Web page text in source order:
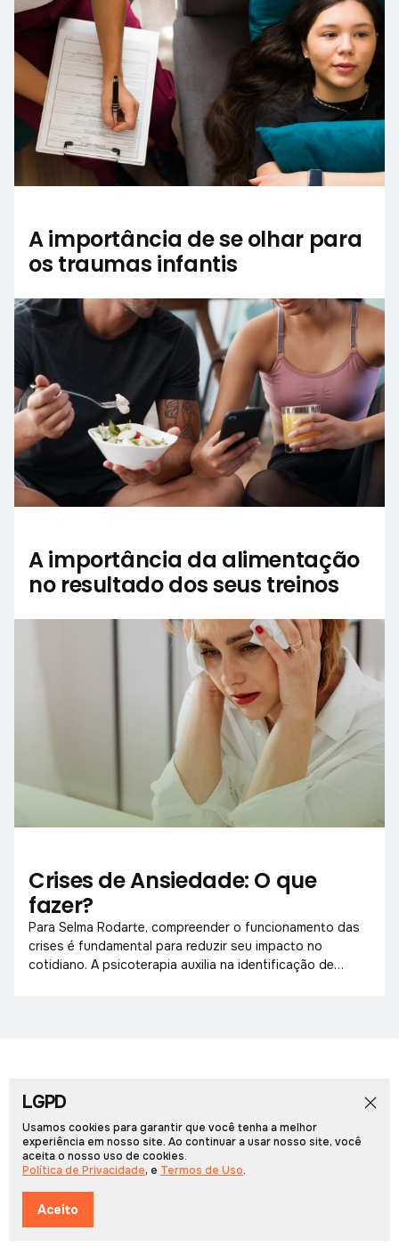
A importância de se olhar para
os traumas infantis
A importância da alimentação
no resultado dos seus treinos
Crises de Ansiedade: O que
fazer?
Para Selma Rodarte, compreender o funcionamento das
crises é fundamental para reduzir seu impacto no
cotidiano. A psicoterapia auxilia na identificação de
Início
Cadernos EspeciaisRádio PCN
Portal Arcos © 2026, Todos os direitos reservados.
Desenvolvido por
Política de Privacidade
LGPD
Usamos cookies para garantir que você tenha a melhor
experiência em nosso site. Ao continuar a usar nosso site, você
aceita o nosso uso de cookies.
Política de Privacidade, e Termos de Uso.
Aceito